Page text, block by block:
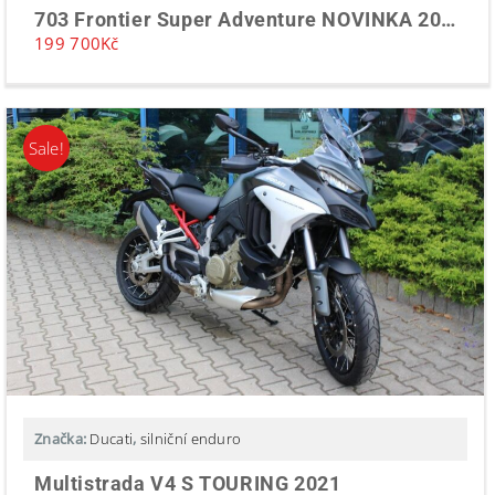
703 Frontier Super Adventure NOVINKA 2025 SKLADEM
199 700Kč
Sale!
Značka: Ducati, silniční enduro
Multistrada V4 S TOURING 2021